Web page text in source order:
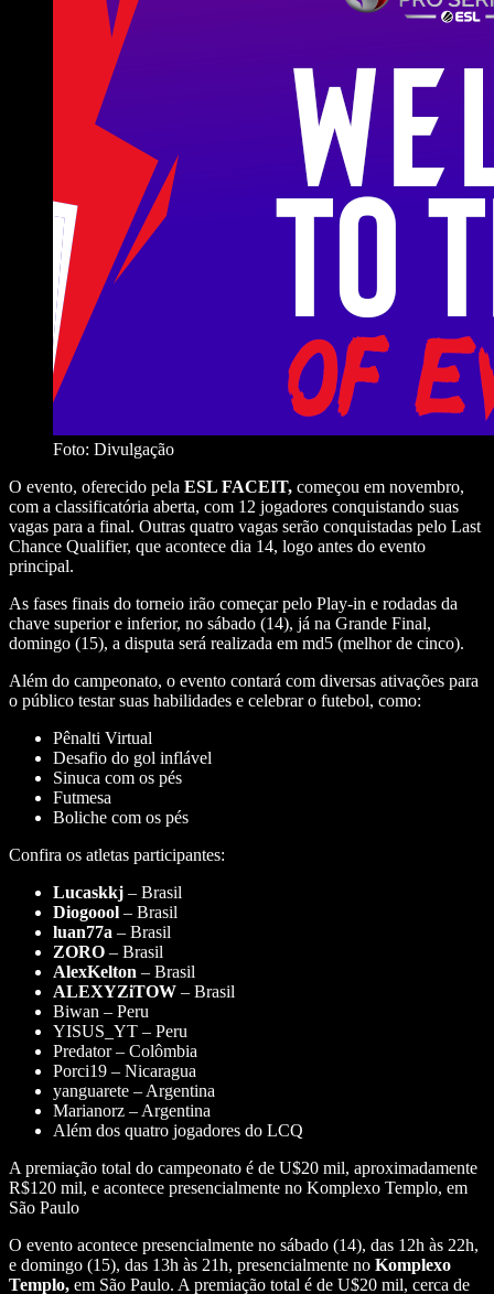
Foto: Divulgação
O evento, oferecido pela ESL FACEIT, começou em novembro,
com a classificatória aberta, com 12 jogadores conquistando suas
vagas para a final. Outras quatro vagas serão conquistadas pelo Last
Chance Qualifier, que acontece dia 14, logo antes do evento
principal.
As fases finais do torneio irão começar pelo Play-in e rodadas da
chave superior e inferior, no sábado (14), já na Grande Final,
domingo (15), a disputa será realizada em md5 (melhor de cinco).
Além do campeonato, o evento contará com diversas ativações para
o público testar suas habilidades e celebrar o futebol, como:
Pênalti Virtual
Desafio do gol inflável
Sinuca com os pés
Futmesa
Boliche com os pés
Confira os atletas participantes:
Lucaskkj – Brasil
Diogoool – Brasil
luan77a – Brasil
ZORO – Brasil
AlexKelton – Brasil
ALEXYZiTOW – Brasil
Biwan – Peru
YISUS_YT – Peru
Predator – Colômbia
Porci19 – Nicaragua
yanguarete – Argentina
Marianorz – Argentina
Além dos quatro jogadores do LCQ
A premiação total do campeonato é de U$20 mil, aproximadamente
R$120 mil, e acontece presencialmente no Komplexo Templo, em
São Paulo
O evento acontece presencialmente no sábado (14), das 12h às 22h,
e domingo (15), das 13h às 21h, presencialmente no Komplexo
Templo, em São Paulo. A premiação total é de U$20 mil, cerca de